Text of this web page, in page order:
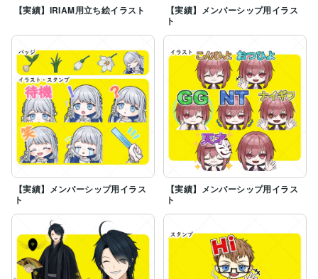
【実績】IRIAM用立ち絵イラスト
【実績】メンバーシップ用イラス
ト
【実績】メンバーシップ用イラス
ト
【実績】メンバーシップ用イラス
ト